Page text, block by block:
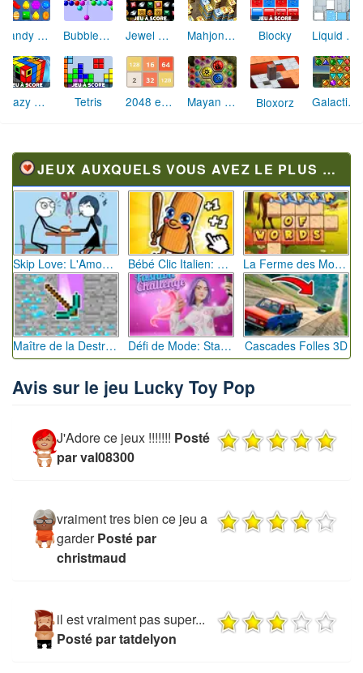
Candy Crush Saga Globs Blosics 3 Hans vs Franz Bubble Mahjong Tower Bomboozle
Deep Voyage Fruit Match Puzzle Cartes Speed Little Candy Shop Sugar, Sugar 2 Liquid Measure 3
JEUX AUXQUELS VOUS AVEZ LE PLUS JOUÉ
Skip Love: L'Amour en Péril Bébé Clic Italien: La Folie des Petits Bambins La Ferme des Mots - Cultivez votre Vocabulaire
Maître de la Destruction: Fusion de Pioches Défi de Mode: Star du Podium Cascades Folles 3D
Avis sur le jeu Lucky Toy Pop
J'Adore ce jeux !!!!!!! Posté
par val08300
vraiment tres bien ce jeu a
garder Posté par
christmaud
il est vraiment pas super...
Posté par tatdelyon